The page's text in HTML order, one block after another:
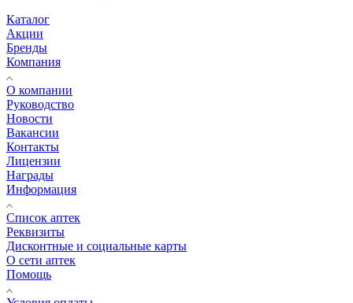
Каталог
Акции
Бренды
Компания
О компании
Руководство
Новости
Вакансии
Контакты
Лицензии
Награды
Информация
Список аптек
Реквизиты
Дисконтные и социальные карты
О сети аптек
Помощь